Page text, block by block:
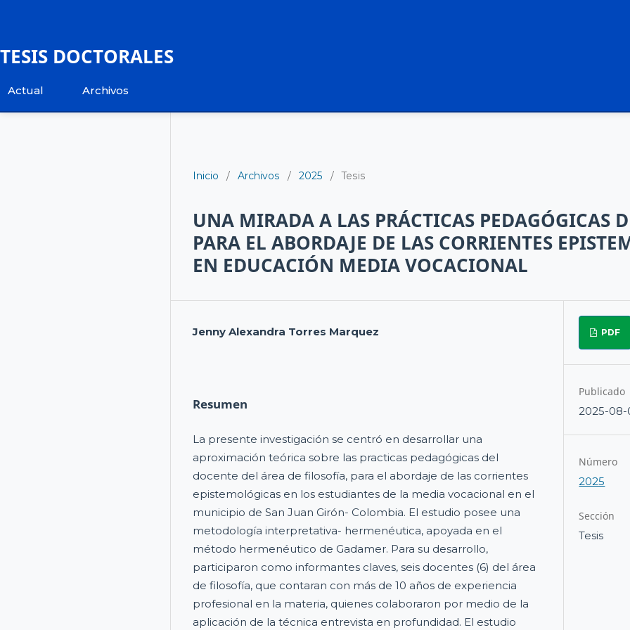
TESIS DOCTORALES
Actual Archivos
Inicio / Archivos / 2025 / Tesis
UNA MIRADA A LAS PRÁCTICAS PEDAGÓGICAS
PARA EL ABORDAJE DE LAS CORRIENTES
EN EDUCACIÓN MEDIA VOCACIONAL
Jenny Alexandra Torres Marquez
Resumen
La presente investigación se centró en desarrollar una
aproximación teórica sobre las practicas pedagógicas del
docente del área de filosofía, para el abordaje de las corrientes
epistemológicas en los estudiantes de la media vocacional en el
municipio de San Juan Girón- Colombia. El estudio posee una
metodología interpretativa- hermenéutica, apoyada en el
método hermenéutico de Gadamer. Para su desarrollo,
participaron como informantes claves, seis docentes (6) del área
de filosofía, que contaran con más de 10 años de experiencia
profesional en la materia, quienes colaboraron por medio de la
aplicación de la técnica entrevista en profundidad. El estudio
PDF
Publicado
2025-08-
Número
2025
Sección
Tesis